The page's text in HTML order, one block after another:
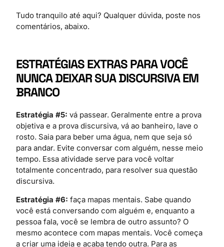
Tudo tranquilo até aqui? Qualquer dúvida, poste nos
comentários, abaixo.
ESTRATÉGIAS EXTRAS PARA VOCÊ
NUNCA DEIXAR SUA DISCURSIVA EM
BRANCO
Estratégia #5: vá passear. Geralmente entre a prova
objetiva e a prova discursiva, vá ao banheiro, lave o
rosto. Saia para beber uma água, nem que seja só
para andar. Evite conversar com alguém, nesse meio
tempo. Essa atividade serve para você voltar
totalmente concentrado, para resolver sua questão
discursiva.
Estratégia #6: faça mapas mentais. Sabe quando
você está conversando com alguém e, enquanto a
pessoa fala, você se lembra de outro assunto? O
mesmo acontece com mapas mentais. Você começa
a criar uma ideia e acaba tendo outra. Para as